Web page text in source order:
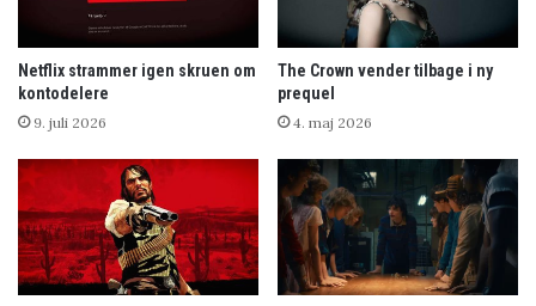
Netflix strammer igen skruen om
kontodelere
9. juli 2026
The Crown vender tilbage i ny
prequel
4. maj 2026